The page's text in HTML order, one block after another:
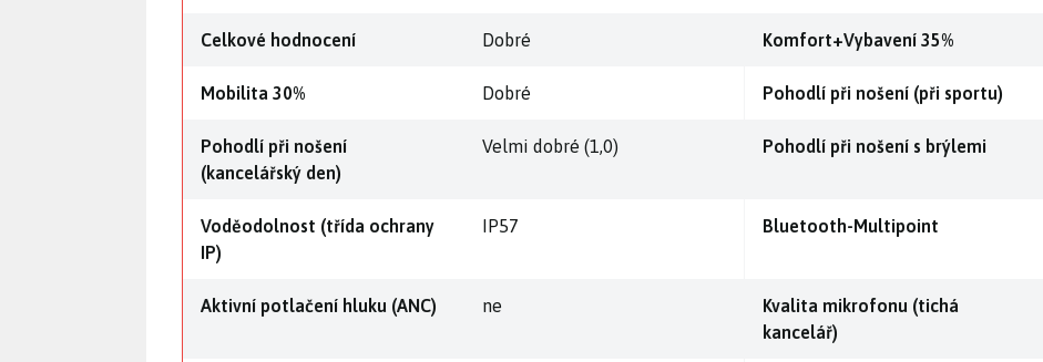
Celkové hodnocení Dobré Komfort+Vybavení 35%
Mobilita 30% Dobré Pohodlí při nošení (při sportu)
Pohodlí při nošení
(kancelářský den)
Velmi dobré (1,0) Pohodlí při nošení s brýlemi
Voděodolnost (třída ochrany
IP)
IP57 Bluetooth-Multipoint
Aktivní potlačení hluku (ANC) ne
Kvalita mikrofonu (tichá
kancelář)